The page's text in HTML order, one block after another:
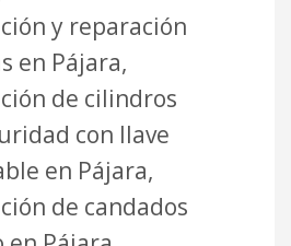
y reparación
en Pájara,
de cilindros
con llave
en Pájara,
de candados